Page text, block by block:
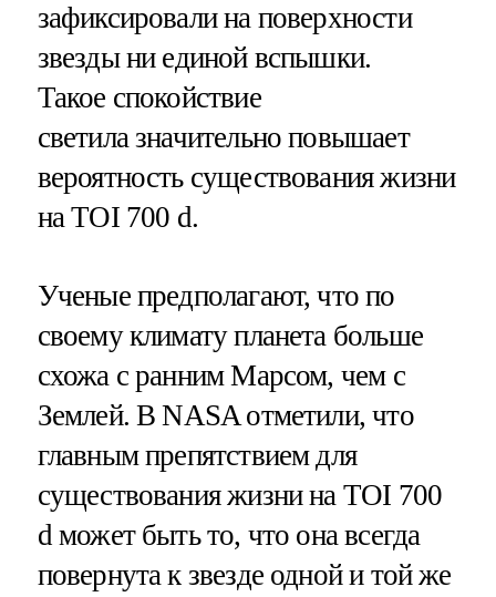
зафиксировали на поверхности
звезды ни единой вспышки.
Такое спокойствие
светила значительно повышает
вероятность существования жизни
на TOI 700 d.
Ученые предполагают, что по
своему климату планета больше
схожа с ранним Марсом, чем с
Землей. В NASA отметили, что
главным препятствием для
существования жизни на TOI 700
d может быть то, что она всегда
повернута к звезде одной и той же